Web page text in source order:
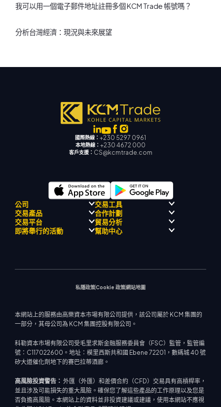
我可以用一個電子郵件地址註冊多個 KCM Trade 帳號嗎？
分析台灣經濟：現況與未來展望
國際熱線： +230 5297 0961
本地熱線： +230 4672 000
客戶支援： CS@kcmtrade.com
公司
監理合規性
關於
飄移隊
交易工具
師
交易產品
外匯
貴金屬
合作計劃
介紹經紀人計劃
交易平台 貿易分析
即將舉行的活動 幫助中心
私隱政策Cookie 政策網站地圖
本網站上的服務由高樂資本市場有限公司提供，該公司屬於 KCM 集團的
一部分，其母公司為 KCM 集團控股有限公司。
科勒資本市場有限公司受毛里求斯金融服務委員會（FSC）監管，監管編
號：C117022600。地址：模里西斯共和國 Ebene 72201，數碼城 40 號
矽大道催化劑地下的賽巴拉蒂酒廊。
高風險投資警告： 外匯（外匯）和差價合約（CFD）交易具有高槓桿率，
並且涉及可能損失的重大風險。確保您了解這些產品的工作原理以及您是
否負擔高風險。本網站上的資料並非投資建議或建議，使用本網站不應視